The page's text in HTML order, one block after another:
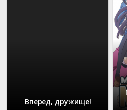
Вперед, дружище!